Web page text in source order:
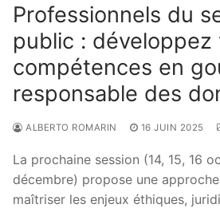
Professionnels du
public : développez
compétences en
responsable des
ALBERTO ROMARIN 16 JUIN 2025
La prochaine session (14, 15, 16
décembre) propose une
maîtriser les enjeux éthiques,